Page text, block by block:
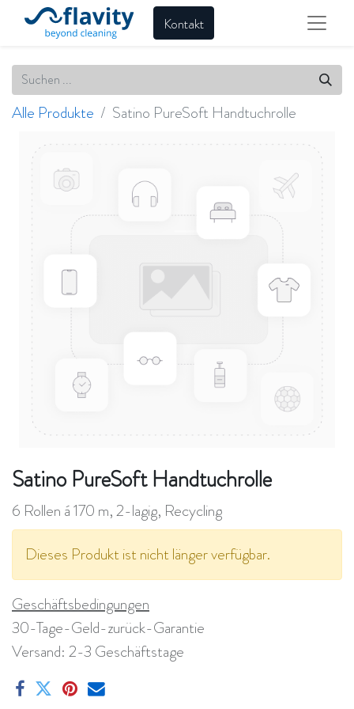
Kontakt
Alle Produkte Satino PureSoft Handtuchrolle
Satino PureSoft Handtuchrolle
6 Rollen á 170 m, 2-lagig, Recycling
Dieses Produkt ist nicht länger verfügbar.
Geschäftsbedingungen
30-Tage-Geld-zurück-Garantie
Versand: 2-3 Geschäftstage